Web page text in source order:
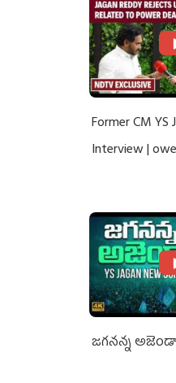
Former CM YS
Interview |
జగనన్న